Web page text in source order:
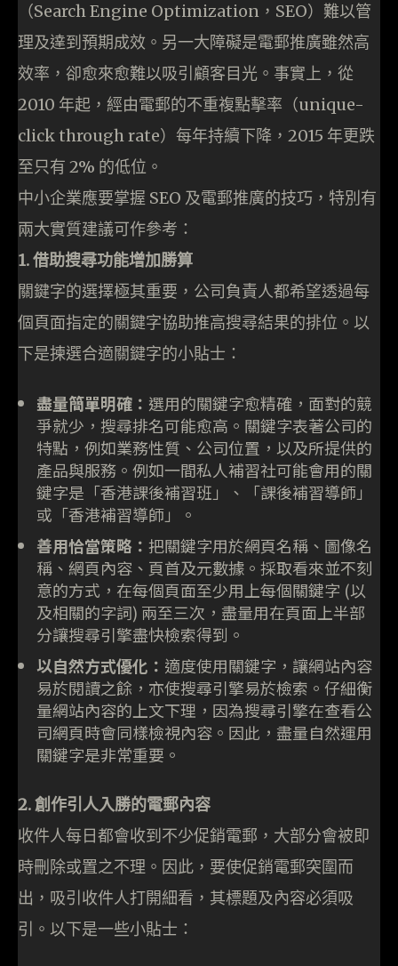
（Search Engine Optimization，SEO）難以管
理及達到預期成效。另一大障礙是電郵推廣雖然高
效率，卻愈來愈難以吸引顧客目光。事實上，從
2010 年起，經由電郵的不重複點擊率（unique-
click through rate）每年持續下降，2015 年更跌
至只有 2% 的低位。
中小企業應要掌握 SEO 及電郵推廣的技巧，特別有
兩大實質建議可作參考：
1. 借助搜尋功能增加勝算
關鍵字的選擇極其重要，公司負責人都希望透過每
個頁面指定的關鍵字協助推高搜尋結果的排位。以
下是揀選合適關鍵字的小貼士：
盡量簡單明確： 選用的關鍵字愈精確，面對的競
爭就少，搜尋排名可能愈高。關鍵字表著公司的
特點，例如業務性質、公司位置，以及所提供的
產品與服務。例如一間私人補習社可能會用的關
鍵字是「香港課後補習班」、「課後補習導師」
或「香港補習導師」。
善用恰當策略： 把關鍵字用於網頁名稱、圖像名
稱、網頁內容、頁首及元數據。採取看來並不刻
意的方式，在每個頁面至少用上每個關鍵字 (以
及相關的字詞) 兩至三次，盡量用在頁面上半部
分讓搜尋引擎盡快檢索得到。
以自然方式優化： 適度使用關鍵字，讓網站內容
易於閱讀之餘，亦使搜尋引擎易於檢索。仔細衡
量網站內容的上文下理，因為搜尋引擎在查看公
司網頁時會同樣檢視內容。因此，盡量自然運用
關鍵字是非常重要。
2. 創作引人入勝的電郵內容
收件人每日都會收到不少促銷電郵，大部分會被即
時刪除或置之不理。因此，要使促銷電郵突圍而
出，吸引收件人打開細看，其標題及內容必須吸
引。以下是一些小貼士：